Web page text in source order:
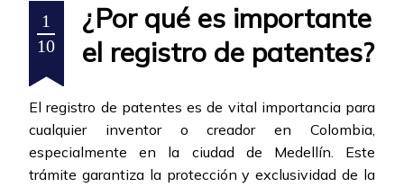
1
10
¿Por qué es importante
el registro de patentes?
El registro de patentes es de vital importancia para
cualquier inventor o creador en Colombia,
especialmente en la ciudad de Medellín. Este
trámite garantiza la protección y exclusividad de la